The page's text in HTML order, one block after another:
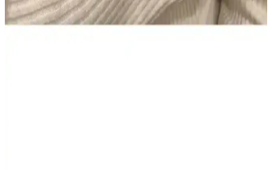
NIVEA Men Deep Impact El ve Vücut Kremi: Derin
Nem, Yağsız Ferahlık ve Erkeksi Koku